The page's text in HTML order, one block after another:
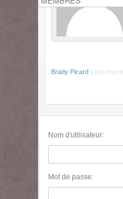
Brady Picard s'est inscrit
Nom d'utilisateur:
Mot de passe: